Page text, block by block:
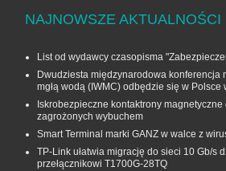
NAJNOWSZE AKTUALNOŚCI
List od wydawcy czasopisma
Dwudziesta międzynarodowa konferencja
mgłą wodą (IWMC) odbędzie się w Polsce
Iskrobezpieczne kontaktrony magnetyczne
zagrożonych wybuchem
Smart Terminal marki GANZ w walce z
TP-Link ułatwia migrację do sieci 10 Gb/s
przełącznikowi T1700G‑28TQ